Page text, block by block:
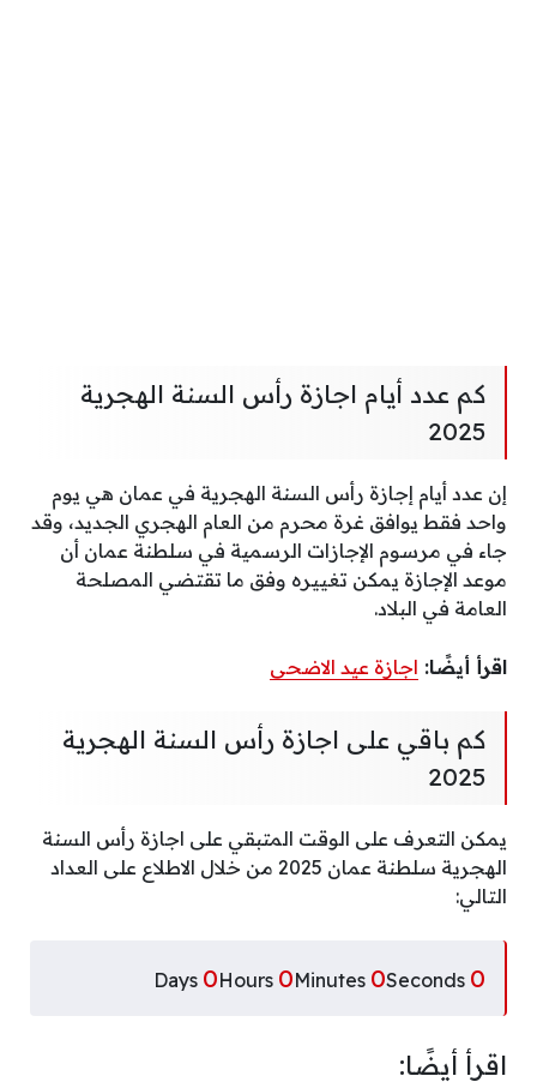
كم عدد أيام اجازة رأس السنة الهجرية
2025
إن عدد أيام إجازة رأس السنة الهجرية في عمان هي يوم
واحد فقط يوافق غرة محرم من العام الهجري الجديد، وقد
جاء في مرسوم الإجازات الرسمية في سلطنة عمان أن
موعد الإجازة يمكن تغييره وفق ما تقتضي المصلحة
العامة في البلاد.
اقرأ أيضًا: اجازة عيد الاضحى
كم باقي على اجازة رأس السنة الهجرية
2025
يمكن التعرف على الوقت المتبقي على اجازة رأس السنة
الهجرية سلطنة عمان 2025 من خلال الاطلاع على العداد
التالي:
0
Seconds
0
Minutes
0
Hours
0
Days
اقرأ أيضًا: